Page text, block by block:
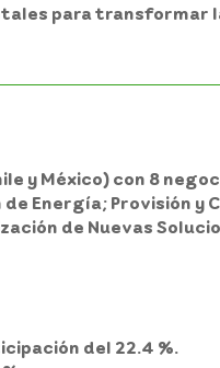
para transformar
y México) con 8
Energía; Provisión y
de Nuevas
del 22.4 %.